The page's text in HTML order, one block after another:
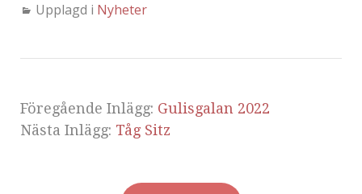
Upplagd i Nyheter
Föregående Inlägg: Gulisgalan 2022
Nästa Inlägg: Tåg Sitz